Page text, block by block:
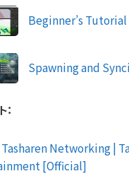
Beginner’s Tutorial
Spawning and
Networking |
[Official]